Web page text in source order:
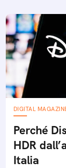
DIGITAL
Perché
HDR
Italia